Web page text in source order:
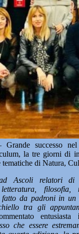
successo
la tre giorni di
di Natura,
Ascoli relatori di
filosofia,
da padroni in un
tra gli
entusiasta
che essere